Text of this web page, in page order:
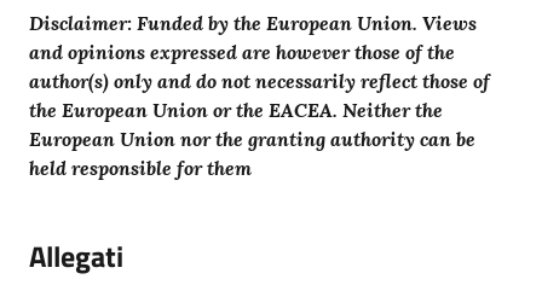
Disclaimer: Funded by the European Union. Views
and opinions expressed are however those of the
author(s) only and do not necessarily reflect those of
the European Union or the EACEA. Neither the
European Union nor the granting authority can be
held responsible for them
Allegati